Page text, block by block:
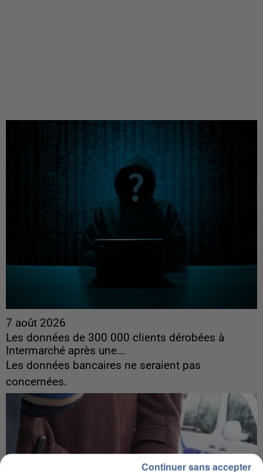
7 août 2026
Les données de 300 000 clients dérobées à
Intermarché après une...
Les données bancaires ne seraient pas
concernées.
Continuer sans accepter